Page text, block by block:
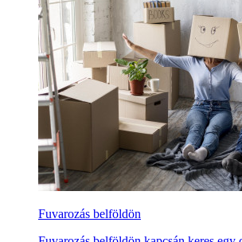
Fuvarozás belföldön